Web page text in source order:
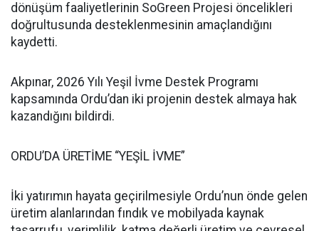
dönüşüm faaliyetlerinin SoGreen Projesi öncelikleri
doğrultusunda desteklenmesinin amaçlandığını
kaydetti.
Akpınar, 2026 Yılı Yeşil İvme Destek Programı
kapsamında Ordu’dan iki projenin destek almaya hak
kazandığını bildirdi.
ORDU’DA ÜRETİME “YEŞİL İVME”
İki yatırımın hayata geçirilmesiyle Ordu’nun önde gelen
üretim alanlarından fındık ve mobilyada kaynak